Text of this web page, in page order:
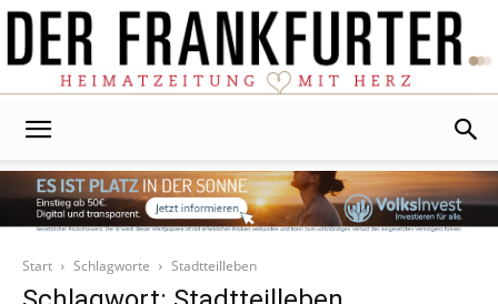
Start
Schlagworte Stadtteilleben